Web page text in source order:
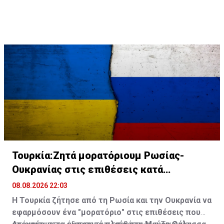
Τουρκία:Ζητά μορατόριουμ Ρωσίας-
Ουκρανίας στις επιθέσεις κατά
εμπορικών πλοίων
08.08.2026 22:03
Η Τουρκία ζήτησε από τη Ρωσία και την Ουκρανία να
εφαρμόσουν ένα "μορατόριο" στις επιθέσεις που